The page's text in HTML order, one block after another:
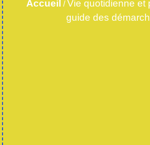
Accueil /Vie quotidienne et
guide des